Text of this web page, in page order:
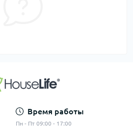
Время работы
Пн - Пт 09:00 - 17:00